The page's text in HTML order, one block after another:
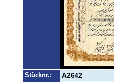
Stücknr.: A2642